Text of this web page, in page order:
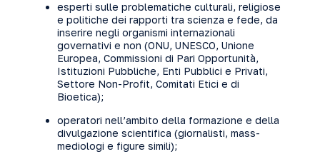
esperti sulle problematiche culturali, religiose
e politiche dei rapporti tra scienza e fede, da
inserire negli organismi internazionali
governativi e non (ONU, UNESCO, Unione
Europea, Commissioni di Pari Opportunità,
Istituzioni Pubbliche, Enti Pubblici e Privati,
Settore Non-Profit, Comitati Etici e di
Bioetica);
operatori nell’ambito della formazione e della
divulgazione scientifica (giornalisti, mass-
mediologi e figure simili);